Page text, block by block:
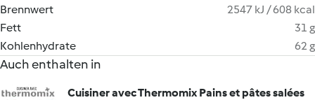
Brennwert
2547 kJ / 608 kcal
Fett
31 g
Kohlenhydrate
62 g
Auch enthalten in
Cuisiner avec Thermomix Pains et pâtes salées